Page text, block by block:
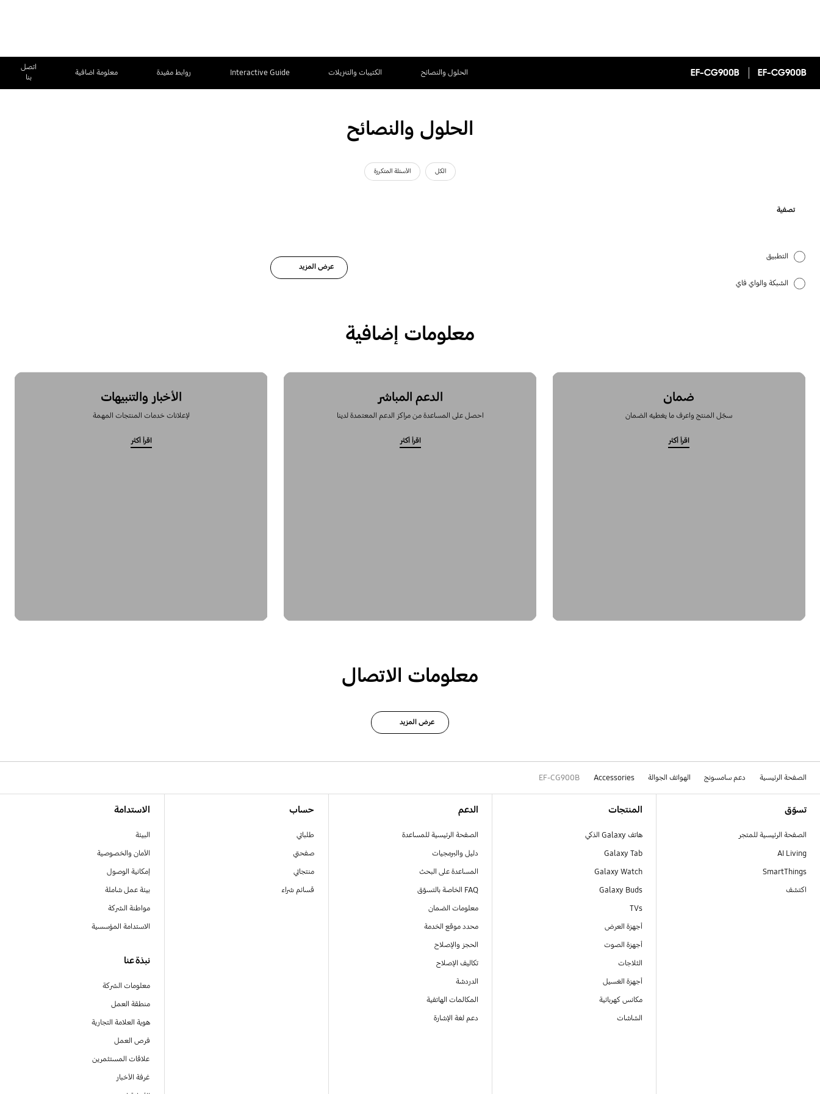
EF-CG900B
EF-CG900B الحلول والنصائح الكتيبات والتنزيلات Interactive Guide روابط مفيدة معلومة اضافية
اتصل
بنا
الحلول والنصائح
الكل الأسئلة المتكررة
تصفية
التطبيق
الشبكة والواي فاي
عرض المزيد
معلومات إضافية
ضمان
سجّل المنتج واعرف ما يغطيه الضمان
اقرأ أكثر
الدعم المباشر
احصل على المساعدة من مراكز الدعم المعتمدة لدينا
اقرأ أكثر
الأخبار والتنبيهات
لإعلانات خدمات المنتجات المهمة
اقرأ أكثر
معلومات الاتصال
عرض المزيد
الصفحة الرئيسية دعم سامسونج الهواتف الجوالة Accessories
EF-CG900B
تسوّق
الصفحة الرئيسية للمتجر
AI Living
SmartThings
اكتشف
المنتجات
هاتف Galaxy الذكي
Galaxy Tab
Galaxy Watch
Galaxy Buds
TVs
أجهزة العرض
أجهزة الصوت
الثلاجات
أجهزة الغسيل
مكانس كهربائية
الشاشات
الدعم
الصفحة الرئيسية للمساعدة
دليل والبرمجيات
المساعدة على البحث
FAQ الخاصة بالتسوّق
معلومات الضمان
محدد موقع الخدمة
الحجز والإصلاح
تكاليف الإصلاح
الدردشة
المكالمات الهاتفية
دعم لغة الإشارة
حساب
طلباتي
صفحتي
منتجاتي
قسائم شراء
الاستدامة
البيئة
الأمان والخصوصية
إمكانية الوصول
بيئة عمل شاملة
مواطنة الشركة
الاستدامة المؤسسية
نبذة عنا
معلومات الشركة
منطقة العمل
هوية العلامة التجارية
فرص العمل
علاقات المستثمرين
غرفة الأخبار